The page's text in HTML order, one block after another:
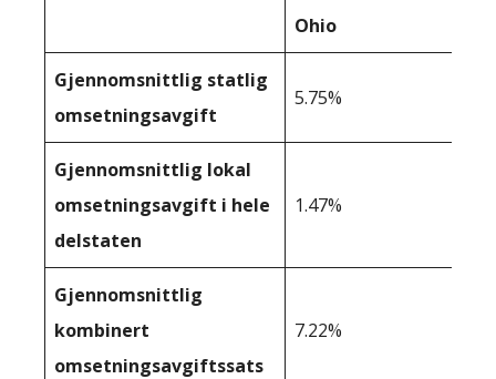
Ohio
Gjennomsnittlig statlig
omsetningsavgift
5.75%
Gjennomsnittlig lokal
omsetningsavgift i hele
delstaten
1.47%
Gjennomsnittlig
kombinert
omsetningsavgiftssats
7.22%